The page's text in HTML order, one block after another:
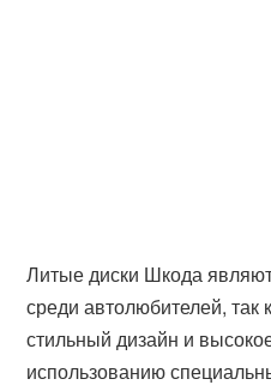
Литые диски Шкода
среди автолюбителей, так
стильный дизайн и
использованию